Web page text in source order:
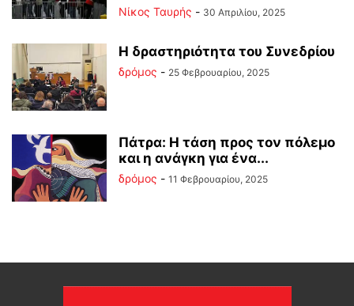
Νίκος Ταυρής - 30 Απριλίου, 2025
Η δραστηριότητα του Συνεδρίου
δρόμος - 25 Φεβρουαρίου, 2025
Πάτρα: Η τάση προς τον πόλεμο
και η ανάγκη για ένα...
δρόμος - 11 Φεβρουαρίου, 2025